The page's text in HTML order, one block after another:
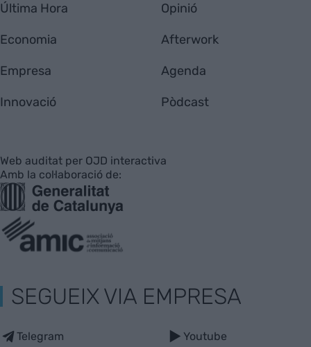
Última Hora
Economia
Empresa
Innovació
Opinió
Afterwork
Agenda
Pòdcast
Web auditat per OJD interactiva
Amb la col·laboració de:
SEGUEIX VIA EMPRESA
Telegram Youtube